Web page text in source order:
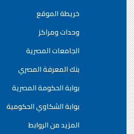
خريطة الموقع
وحدات ومراكز
الجامعات المصرية
بنك المعرفة المصري
بوابة الحكومة المصرية
بوابة الشكاوي الحكومية
المزيد من الروابط